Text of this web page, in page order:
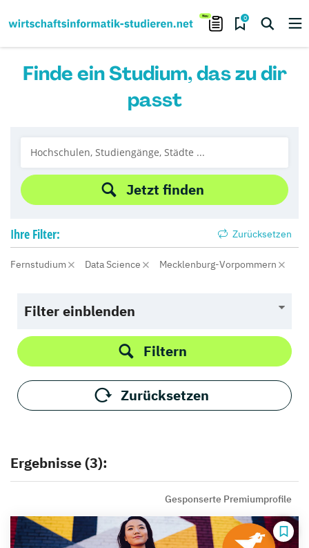
0
Finde ein Studium, das zu dir
passt
Jetzt finden
Ihre Filter: Zurücksetzen
Fernstudium Data Science Mecklenburg-Vorpommern
Filter einblenden
Filtern
Zurücksetzen
Ergebnisse (3):
Gesponserte Premiumprofile